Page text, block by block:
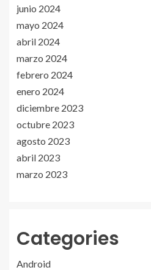
junio 2024
mayo 2024
abril 2024
marzo 2024
febrero 2024
enero 2024
diciembre 2023
octubre 2023
agosto 2023
abril 2023
marzo 2023
Categories
Android